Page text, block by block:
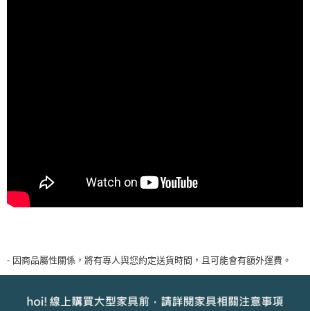
- 因商品屬性關係，將有專人與您約定送貨時間，且可能會有額外運費。